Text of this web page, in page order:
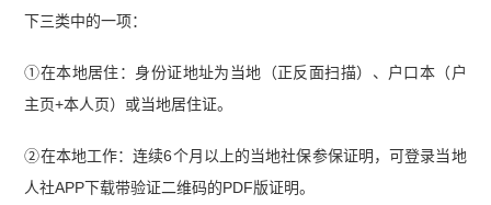
下三类中的一项：
①在本地居住：身份证地址为当地（正反面扫描）、户口本（户
主页+本人页）或当地居住证。
②在本地工作：连续6个月以上的当地社保参保证明，可登录当地
人社APP下载带验证二维码的PDF版证明。